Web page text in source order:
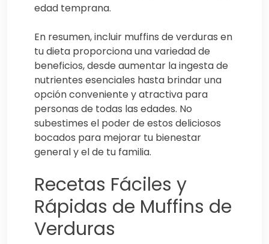
edad temprana.
En resumen, incluir muffins de verduras en
tu dieta proporciona una variedad de
beneficios, desde aumentar la ingesta de
nutrientes esenciales hasta brindar una
opción conveniente y atractiva para
personas de todas las edades. No
subestimes el poder de estos deliciosos
bocados para mejorar tu bienestar
general y el de tu familia.
Recetas Fáciles y
Rápidas de Muffins de
Verduras